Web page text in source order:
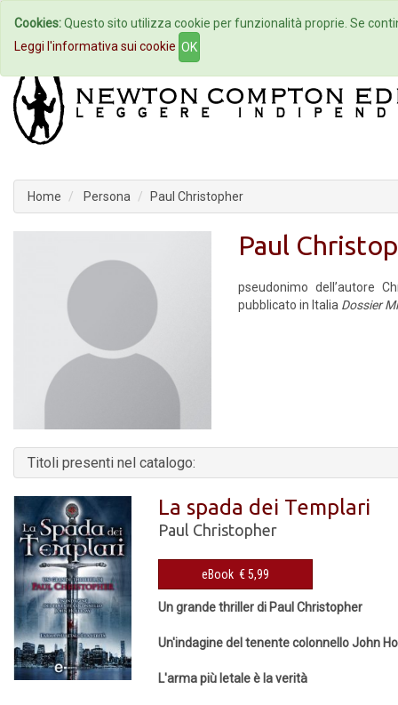
Home Autori Eventi
Home Persona Paul Christopher
Paul
pseudonimo dell’autore
pubblicato in Italia Dossier
Titoli presenti nel catalogo:
La spada dei Templari
Paul Christopher
eBook € 5,99
Un grande thriller di Paul Christopher
Un'indagine del tenente colonnello John
L'arma più letale è la verità
Cookies:Questo sito utilizza cookie per funzionalità proprie. Se
Leggi l'informativa sui cookie OK